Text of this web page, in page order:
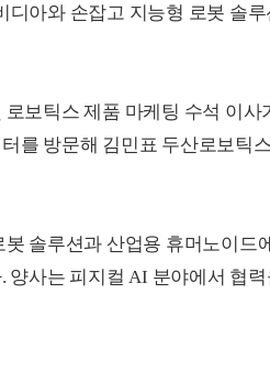
아와 손잡고 지능형 로봇 솔
보틱스 제품 마케팅 수석 이사
를 방문해 김민표 두산로보틱
솔루션과 산업용 휴머노이드
사는 피지컬 AI 분야에서 협